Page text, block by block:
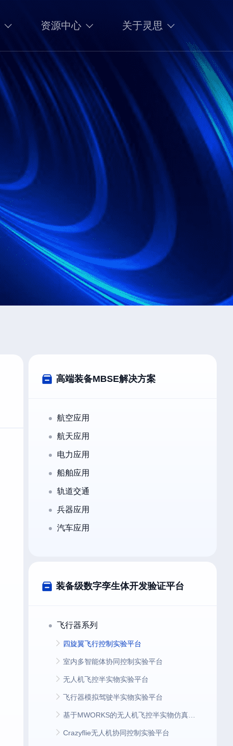
资源中心 关于灵思
高端装备MBSE解决方案
航空应用
航天应用
电力应用
船舶应用
轨道交通
兵器应用
汽车应用
装备级数字孪生体开发验证平台
飞行器系列
四旋翼飞行控制实验平台
室内多智能体协同控制实验平台
无人机飞控半实物实验平台
飞行器模拟驾驶半实物实验平台
Crazyflie无人机协同控制实验平台